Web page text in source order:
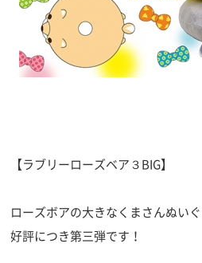
【ラブリーローズベア３BIG】
ローズボアの大きなくまさんぬいぐ
好評につき第三弾です！